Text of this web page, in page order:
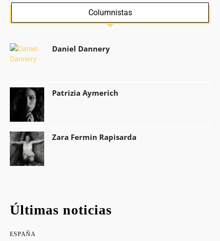
Columnistas
Daniel Dannery
Patrizia Aymerich
Zara Fermin Rapisarda
Últimas noticias
ESPAÑA